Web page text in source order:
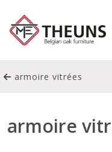
armoire vitrées
armoire